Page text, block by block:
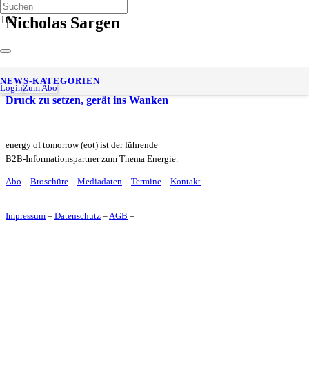
LoginZum Abo
NEWS-KATEGORIEN
Nicholas Sargen
Darden-Experte zu Gaspreisrückgang und den politischen und
wirtschaftlichen Gründen – Putins Strategie, Europa unter
Druck zu setzen, gerät ins Wanken
energy of tomorrow (eot) ist der führende
B2B-Informationspartner zum Thema Energie.
Abo – Broschüre – Mediadaten – Termine – Kontakt
Impressum – Datenschutz –AGB –